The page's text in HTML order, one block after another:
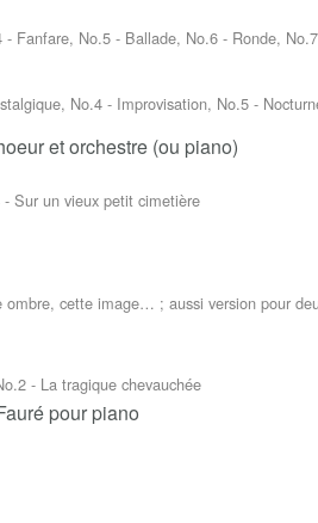
Fanfare, No.5 - Ballade, No.6 - Ronde,
No.4 - Improvisation, No.5 -
et orchestre (ou piano)
Sur un vieux petit cimetière
cette image… ; aussi version pour
- La tragique chevauchée
pour piano